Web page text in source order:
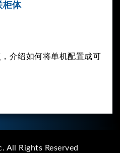
柜体
介绍如何将单机配置成可
All Rights Reserved